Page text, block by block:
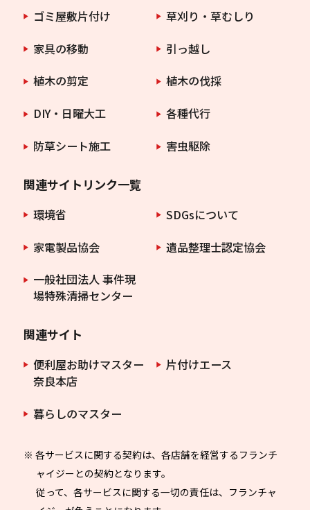
ゴミ屋敷片付け
草刈り・草むしり
家具の移動
引っ越し
植木の剪定
植木の伐採
DIY・日曜大工
各種代行
防草シート施工
害虫駆除
関連サイトリンク一覧
環境省
SDGsについて
家電製品協会
遺品整理士認定協会
一般社団法人 事件現
場特殊清掃センター
関連サイト
便利屋お助けマスター
奈良本店
片付けエース
暮らしのマスター
※ 各サービスに関する契約は、各店舗を経営するフランチ
ャイジーとの契約となります。
従って、各サービスに関する一切の責任は、フランチャ